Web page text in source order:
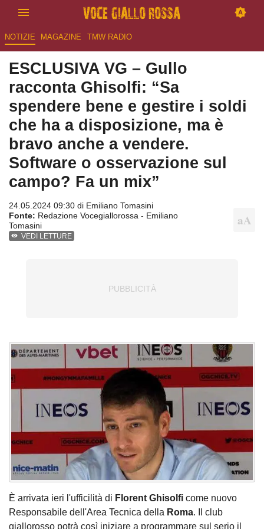
NOTIZIE MAGAZINE TMW RADIO
ESCLUSIVA VG – Gullo
racconta Ghisolfi: “Sa
spendere bene e gestire i soldi
che ha a disposizione, ma è
bravo anche a vendere.
Software o osservazione sul
campo? Fa un mix”
24.05.2024 09:30 di Emiliano Tomasini
Fonte: Redazione Vocegiallorossa - Emiliano
Tomasini
VEDI LETTURE
È arrivata ieri l'ufficilità di Florent Ghisolfi come nuovo
Responsabile dell'Area Tecnica della Roma. Il club
giallorosso potrà così iniziare a programmare sul serio il